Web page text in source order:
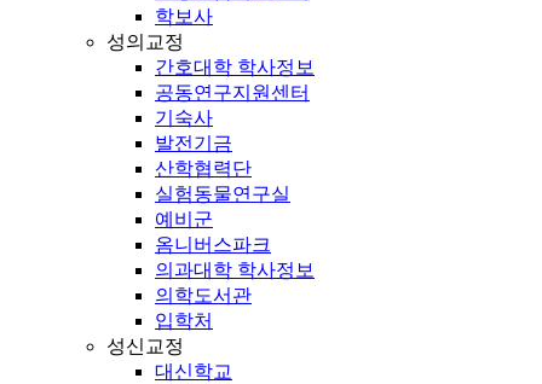
학보사
성의교정
간호대학 학사정보
공동연구지원센터
기숙사
발전기금
산학협력단
실험동물연구실
예비군
옴니버스파크
의과대학 학사정보
의학도서관
입학처
성신교정
대신학교